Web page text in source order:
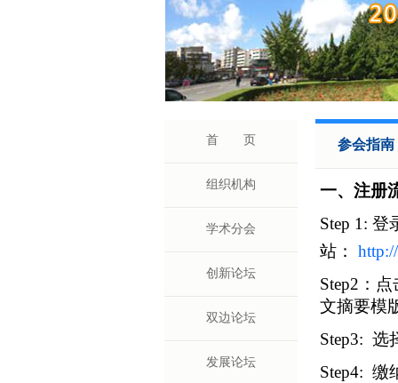
首 页
组织机构
学术分会
创新论坛
双边论坛
发展论坛
参会指南
一、注册
Step 1:
站：
Step2：
文摘要模
Step3: 选
Step4: 缴